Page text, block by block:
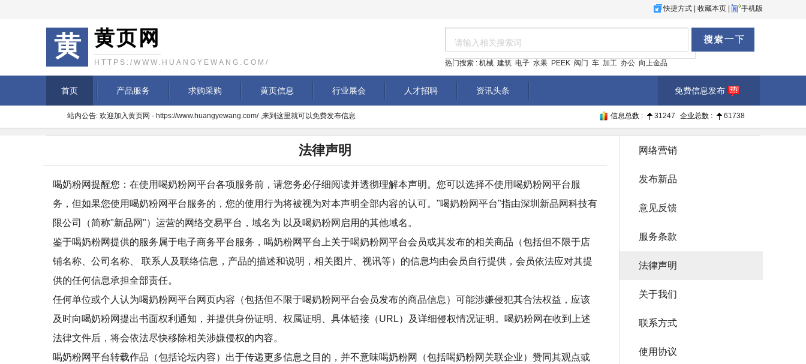
快捷方式 收藏本页 手机版
黄 黄页网
HTTPS:/WWW.HUANGYEWANG.COM/ 热门搜索 : 机械 建筑 电子 水果 PEEK 阀门 车 加工 办公 向上金品
首页 产品服务 求购采购 黄页信息 行业展会 人才招聘 资讯头条 免费信息发布
站内公告: 欢迎加入黄页网 - https://www.huangyewang.com/ ,来到这里就可以免费发布信息 信息总数 : 31247 企业总数 : 61738
法律声明
喝奶粉网提醒您：在使用喝奶粉网平台各项服务前，请您务必仔细阅读并透彻理解本声明。您可以选择不使用喝奶粉网平台服
务，但如果您使用喝奶粉网平台服务的，您的使用行为将被视为对本声明全部内容的认可。"喝奶粉网平台"指由深圳新品网科技有
限公司（简称"新品网"）运营的网络交易平台，域名为 以及喝奶粉网启用的其他域名。
鉴于喝奶粉网提供的服务属于电子商务平台服务，喝奶粉网平台上关于喝奶粉网平台会员或其发布的相关商品（包括但不限于店
铺名称、公司名称、 联系人及联络信息，产品的描述和说明，相关图片、视讯等）的信息均由会员自行提供，会员依法应对其提
供的任何信息承担全部责任。
任何单位或个人认为喝奶粉网平台网页内容（包括但不限于喝奶粉网平台会员发布的商品信息）可能涉嫌侵犯其合法权益，应该
及时向喝奶粉网提出书面权利通知，并提供身份证明、权属证明、具体链接（URL）及详细侵权情况证明。喝奶粉网在收到上述
法律文件后，将会依法尽快移除相关涉嫌侵权的内容。
喝奶粉网平台转载作品（包括论坛内容）出于传递更多信息之目的，并不意味喝奶粉网（包括喝奶粉网关联企业）赞同其观点或
网络营销
发布新品
意见反馈
服务条款
法律声明
关于我们
联系方式
使用协议